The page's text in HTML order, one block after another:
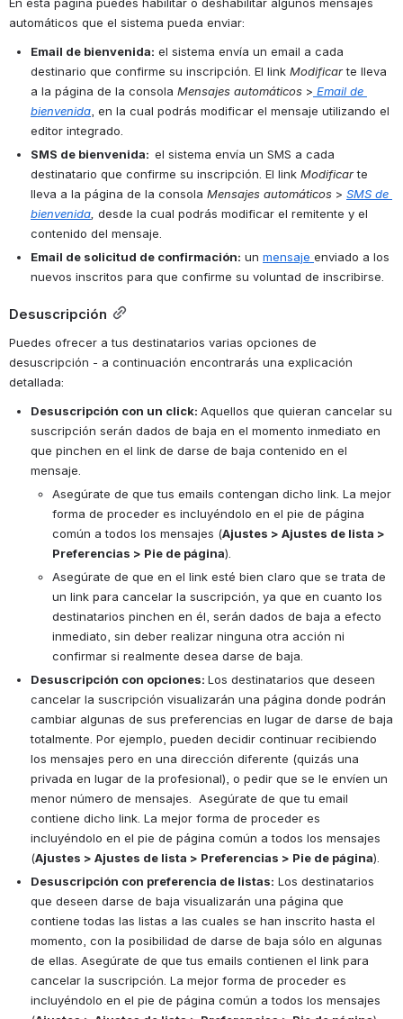
En esta página puedes habilitar o deshabilitar algunos mensajes
automáticos que el sistema pueda enviar:
Email de bienvenida: el sistema envía un email a cada
destinario que confirme su inscripción. El link Modificar te lleva
a la página de la consola Mensajes automáticos > Email de
bienvenida, en la cual podrás modificar el mensaje utilizando el
editor integrado.
SMS de bienvenida: el sistema envía un SMS a cada
destinatario que confirme su inscripción. El link Modificar te
lleva a la página de la consola Mensajes automáticos > SMS de
bienvenida, desde la cual podrás modificar el remitente y el
contenido del mensaje.
Email de solicitud de confirmación: un mensaje enviado a los
nuevos inscritos para que confirme su voluntad de inscribirse.
Desuscripción
Puedes ofrecer a tus destinatarios varias opciones de
desuscripción - a continuación encontrarás una explicación
detallada:
Desuscripción con un click: Aquellos que quieran cancelar su
suscripción serán dados de baja en el momento inmediato en
que pinchen en el link de darse de baja contenido en el
mensaje.
Asegúrate de que tus emails contengan dicho link. La mejor
forma de proceder es incluyéndolo en el pie de página
común a todos los mensajes (
Preferencias > Pie de página).
Asegúrate de que en el link esté bien claro que se trata de
un link para cancelar la suscripción, ya que en cuanto los
destinatarios pinchen en él, serán dados de baja a efecto
inmediato, sin deber realizar ninguna otra acción ni
confirmar si realmente desea darse de baja.
Desuscripción con opciones: Los destinatarios que deseen
cancelar la suscripción visualizarán una página donde podrán
cambiar algunas de sus preferencias en lugar de darse de baja
totalmente. Por ejemplo, pueden decidir continuar recibiendo
los mensajes pero en una dirección diferente (quizás una
privada en lugar de la profesional), o pedir que se le envíen un
menor número de mensajes.  Asegúrate de que tu email
contiene dicho link. La mejor forma de proceder es
incluyéndolo en el pie de página común a todos los mensajes
(Ajustes > Ajustes de lista > Preferencias > Pie de página).
Desuscripción con preferencia de listas: Los destinatarios
que deseen darse de baja visualizarán una página que
contiene todas las listas a las cuales se han inscrito hasta el
momento, con la posibilidad de darse de baja sólo en algunas
de ellas. Asegúrate de que tus emails contienen el link para
cancelar la suscripción. La mejor forma de proceder es
incluyéndolo en el pie de página común a todos los mensajes